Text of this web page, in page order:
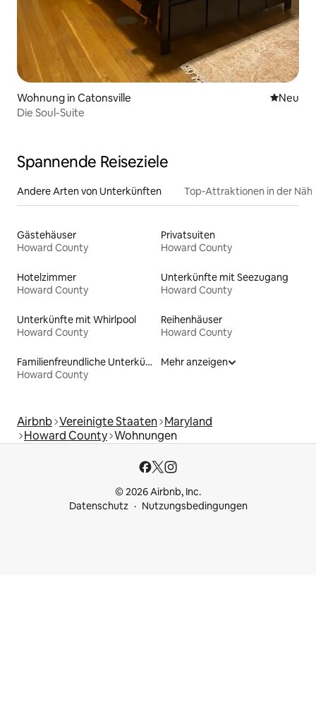
Wohnung in Catonsville Neue
Neu
Die Soul-Suite
Spannende Reiseziele
Andere Arten von Unterkünften Top-Attraktionen in der
Gästehäuser
Howard County
Privatsuiten
Howard County
Hotelzimmer
Howard County
Unterkünfte mit Seezugang
Howard County
Unterkünfte mit Whirlpool
Howard County
Reihenhäuser
Howard County
Familienfreundliche Unterkünfte
Howard County
Mehr anzeigen
Airbnb Vereinigte Staaten Maryland
Howard County Wohnungen
© 2026 Airbnb, Inc.
Datenschutz
Nutzungsbedingungen